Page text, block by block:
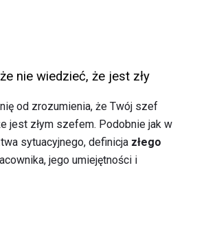
nie wiedzieć, że jest zły
od zrozumienia, że ​​Twój szef
jest złym szefem. Podobnie jak w
sytuacyjnego, definicja złego
jego umiejętności i